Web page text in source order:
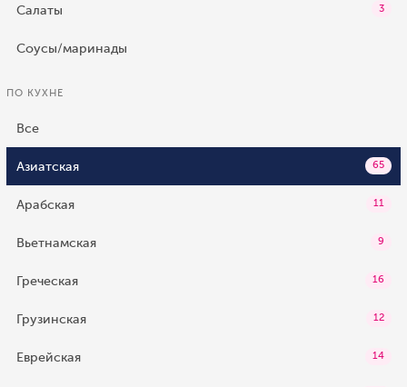
Салаты 3
Соусы/маринады
ПО КУХНЕ
Все
Азиатская 65
Арабская 11
Вьетнамская 9
Греческая 16
Грузинская 12
Еврейская 14